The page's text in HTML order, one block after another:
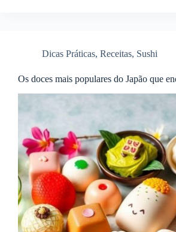
Dicas Práticas, Receitas, Sushi
Os doces mais populares do Japão que